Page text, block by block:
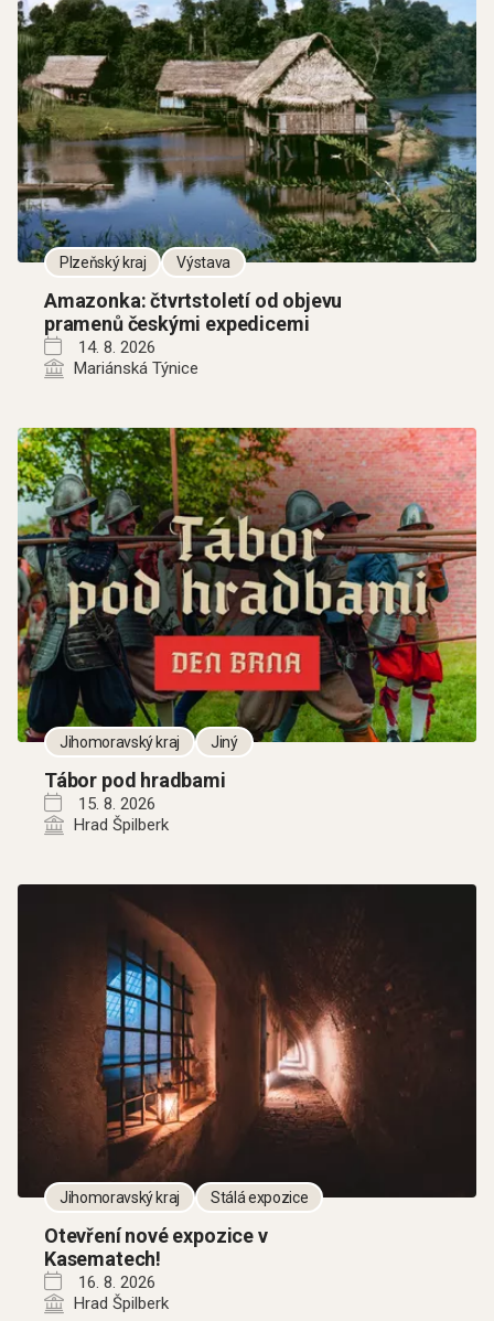
Plzeňský kraj Výstava
Amazonka: čtvrtstoletí od objevu
pramenů českými expedicemi
14. 8. 2026
Mariánská Týnice
Jihomoravský kraj Jiný
Tábor pod hradbami
15. 8. 2026
Hrad Špilberk
Jihomoravský kraj Stálá expozice
Otevření nové expozice v
Kasematech!
16. 8. 2026
Hrad Špilberk